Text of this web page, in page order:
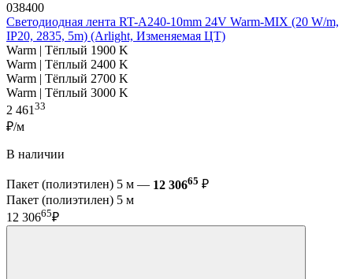
038400
Светодиодная лента RT-A240-10mm 24V Warm-MIX (20 W/m,
IP20, 2835, 5m) (Arlight, Изменяемая ЦТ)
Warm | Тёплый 1900 K
Warm | Тёплый 2400 K
Warm | Тёплый 2700 K
Warm | Тёплый 3000 K
2 46133
₽/м
В наличии
Пакет (полиэтилен) 5 м — 12 30665 ₽
Пакет (полиэтилен) 5 м
12 30665₽